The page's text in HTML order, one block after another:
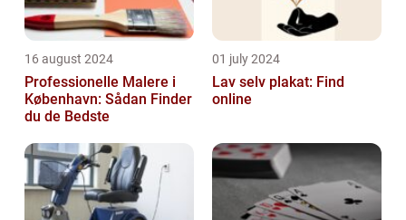
16 august 2024
Professionelle Malere i
København: Sådan Finder
du de Bedste
01 july 2024
Lav selv plakat: Find
online